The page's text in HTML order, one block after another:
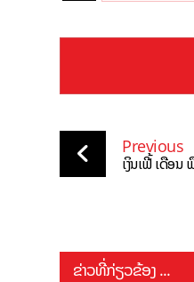
Previous
ເງິນເຟີ້ ເດືອນ
ຂ່າວທີ່ກ່ຽວຂ້ອງ ...